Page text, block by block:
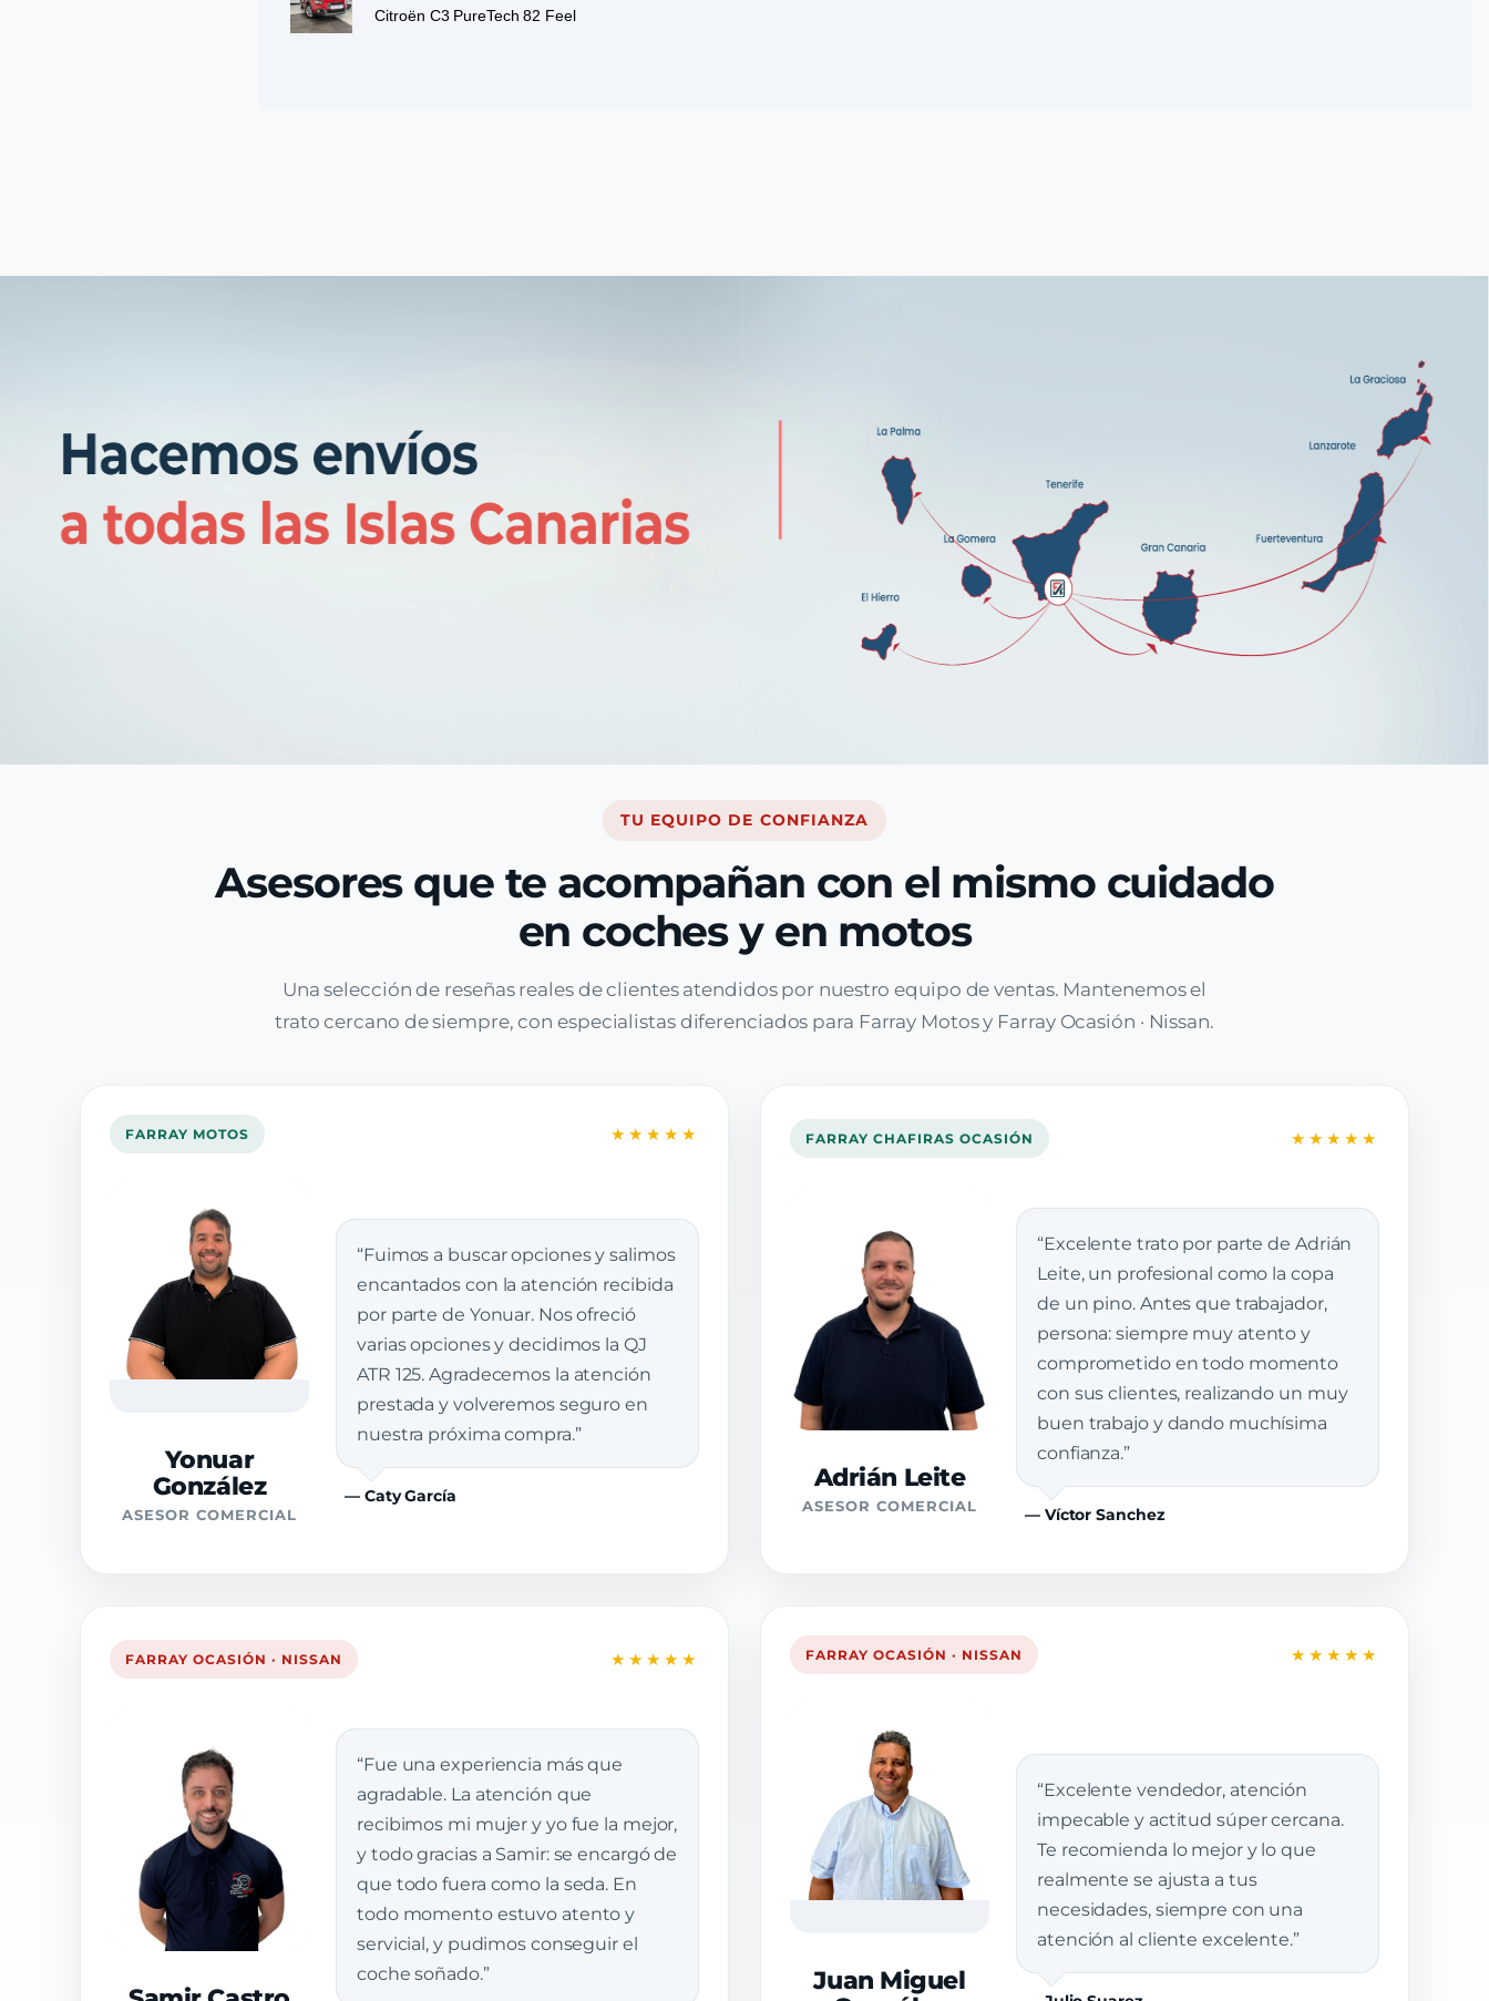
Citroën C3 PureTech 82 Feel
TU EQUIPO DE CONFIANZA
Asesores que te acompañan con el mismo cuidado
en coches y en motos
Una selección de reseñas reales de clientes atendidos por nuestro equipo de ventas. Mantenemos el
trato cercano de siempre, con especialistas diferenciados para Farray Motos y Farray Ocasión · Nissan.
FARRAY MOTOS ★★★★★
Yonuar
González
ASESOR COMERCIAL
“Fuimos a buscar opciones y salimos
encantados con la atención recibida
por parte de Yonuar. Nos ofreció
varias opciones y decidimos la QJ
ATR 125. Agradecemos la atención
prestada y volveremos seguro en
nuestra próxima compra.”
— Caty García
FARRAY CHAFIRAS OCASIÓN ★★★★★
Adrián Leite
ASESOR COMERCIAL
“Excelente trato por parte de Adrián
Leite, un profesional como la copa
de un pino. Antes que trabajador,
persona: siempre muy atento y
comprometido en todo momento
con sus clientes, realizando un muy
buen trabajo y dando muchísima
confianza.”
— Víctor Sanchez
FARRAY OCASIÓN · NISSAN ★★★★★
“Fue una experiencia más que
agradable. La atención que
recibimos mi mujer y yo fue la mejor,
y todo gracias a Samir: se encargó de
que todo fuera como la seda. En
todo momento estuvo atento y
servicial, y pudimos conseguir el
coche soñado.”
FARRAY OCASIÓN · NISSAN ★★★★★
Juan Miguel
“Excelente vendedor, atención
impecable y actitud súper cercana.
Te recomienda lo mejor y lo que
realmente se ajusta a tus
necesidades, siempre con una
atención al cliente excelente.”